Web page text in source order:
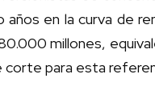
en la curva de
millones,
para esta